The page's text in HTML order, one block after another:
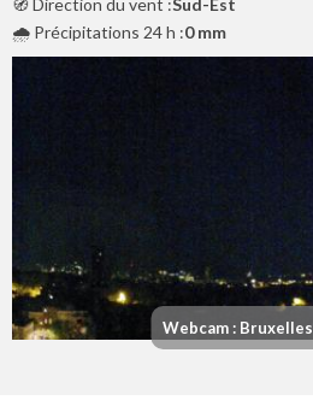
🧭 Direction du vent :Sud-Est
🌧️ Précipitations 24 h :0 mm
Webcam : Bruxelles